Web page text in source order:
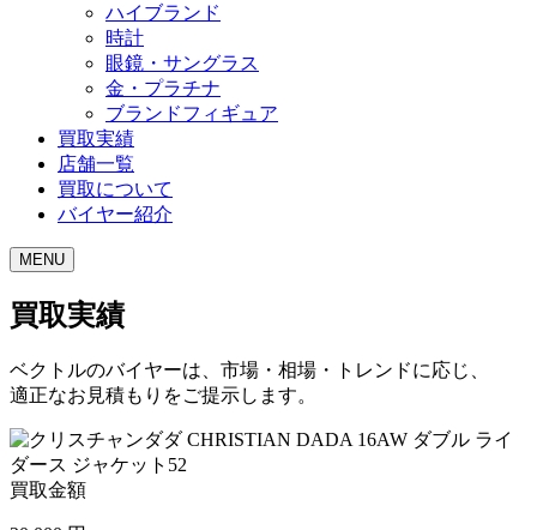
ハイブランド
時計
眼鏡・サングラス
金・プラチナ
ブランドフィギュア
買取実績
店舗一覧
買取について
バイヤー紹介
MENU
買取実績
ベクトルのバイヤーは、市場・相場・トレンドに応じ、
適正なお見積もりをご提示します。
買取金額